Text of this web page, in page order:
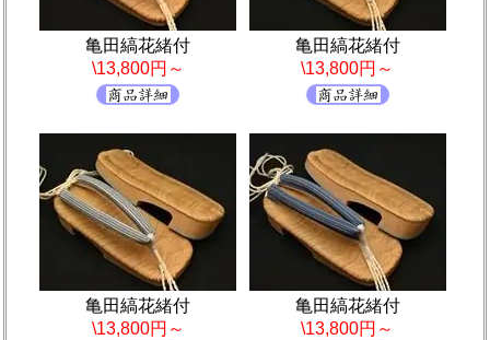
亀田縞花緒付
\13,800円～
亀田縞花緒付
\13,800円～
亀田縞花緒付
\13,800円～
亀田縞花緒付
\13,800円～